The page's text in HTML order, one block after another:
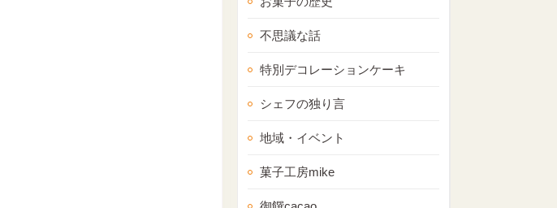
不思議な話
特別デコレーションケーキ
シェフの独り言
地域・イベント
菓子工房mike